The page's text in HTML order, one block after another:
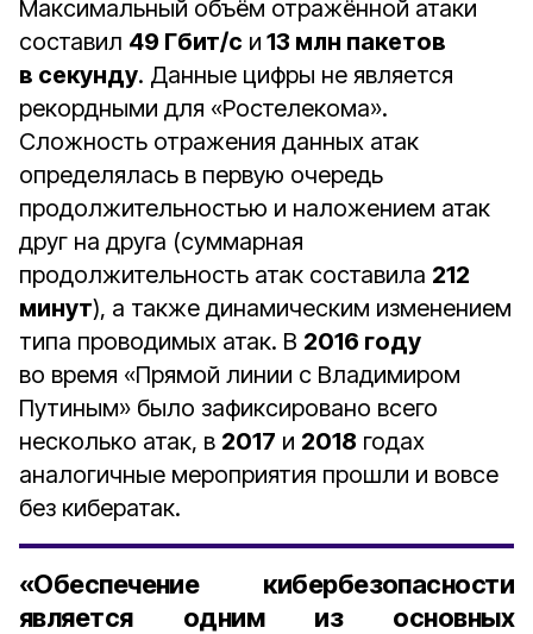
Максимальный объём отражённой атаки
составил 49 Гбит/с и 13 млн пакетов
в секунду. Данные цифры не является
рекордными для «Ростелекома».
Сложность отражения данных атак
определялась в первую очередь
продолжительностью и наложением атак
друг на друга (суммарная
продолжительность атак составила 212
минут), а также динамическим изменением
типа проводимых атак. В 2016 году
во время «Прямой линии с Владимиром
Путиным» было зафиксировано всего
несколько атак, в 2017 и 2018 годах
аналогичные мероприятия прошли и вовсе
без кибератак.
«Обеспечение кибербезопасности
является одним из основных